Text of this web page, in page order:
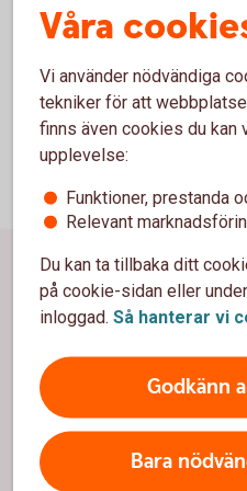
Våra
Vi använder nödvändiga
tekniker för att
finns även cookies du kan
upplevelse:
Funktioner, prestanda
Relevant
Du kan ta tillbaka ditt
på cookie-sidan eller
inloggad. Så hanterar vi
Godkänn
Bara
Sidfot
Hitta snabbt
Kontakta oss
Spärrhjälp
Bli kund